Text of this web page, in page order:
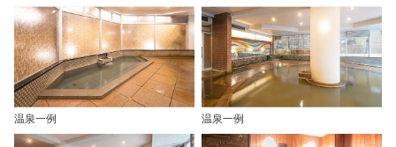
温泉一例 温泉一例